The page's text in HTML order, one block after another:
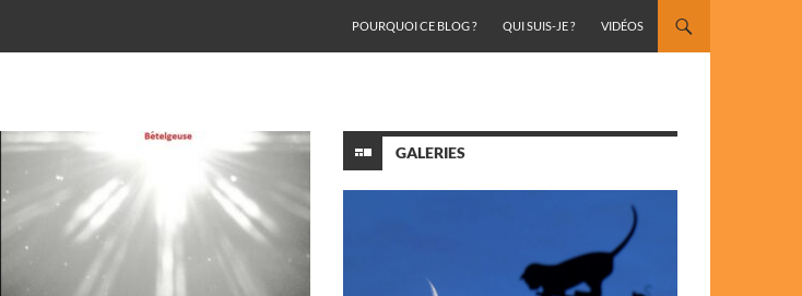
POURQUOI CE BLOG ?
QUI SUIS-JE ? VIDÉOS
GALERIES